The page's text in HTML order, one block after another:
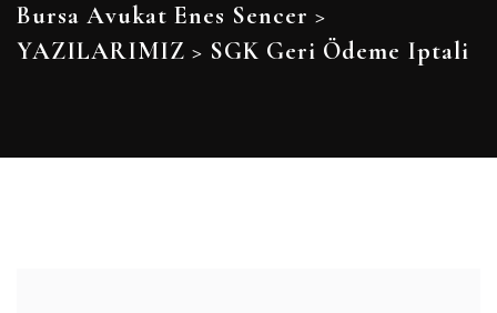
Bursa Avukat Enes Sencer >
YAZILARIMIZ > SGK Geri Ödeme Iptali